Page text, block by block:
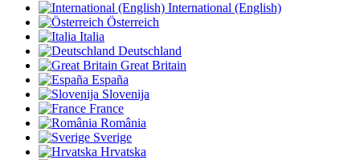
International (English)
Österreich
Italia
Deutschland
Great Britain
España
Slovenija
France
România
Sverige
Hrvatska